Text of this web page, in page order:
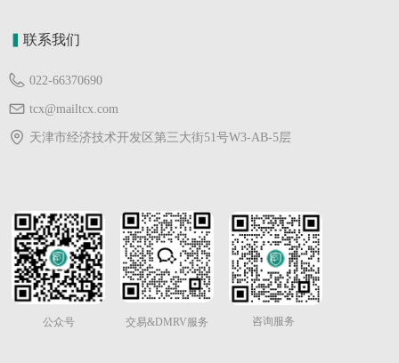
联系我们
022-66370690
tcx@mailtcx.com
天津市经济技术开发区第三大街51号W3-AB-5层
交易&DMRV服务
公众号 咨询服务